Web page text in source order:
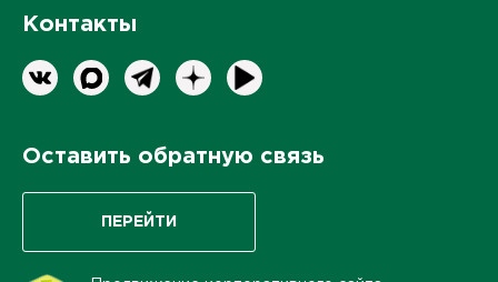
Контакты
Оставить обратную связь
ПЕРЕЙТИ